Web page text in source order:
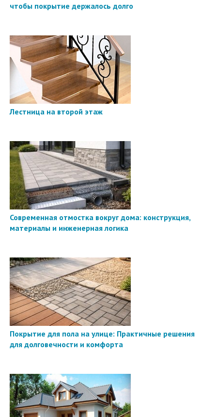
чтобы покрытие держалось долго
Лестница на второй этаж
Современная отмостка вокруг дома: конструкция,
материалы и инженерная логика
Покрытие для пола на улице: Практичные решения
для долговечности и комфорта